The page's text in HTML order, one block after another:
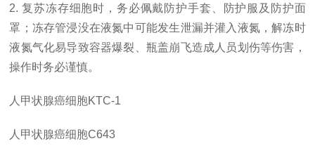
2. 复苏冻存细胞时，务必佩戴防护手套、防护服及防护面
罩；冻存管浸没在液氮中可能发生泄漏并灌入液氮，解冻时
液氮气化易导致容器爆裂、瓶盖崩飞造成人员划伤等伤害，
操作时务必谨慎。
人甲状腺癌细胞KTC-1
人甲状腺癌细胞C643